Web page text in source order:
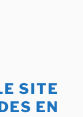
SITE
EN